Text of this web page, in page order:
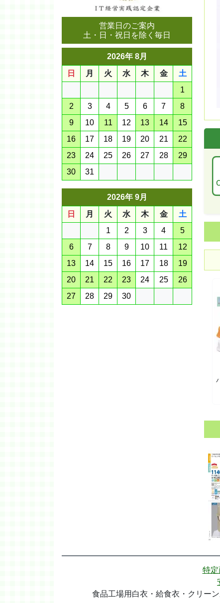
営業日のご案内
土・日・祝日を除く毎日
2026年 8月
日
月 火 水 木 金
土
1
2
3 4 5 6 7
8
9
10 11 12 13 14
15
16
17 18 19 20 21
22
23
24 25 26 27 28
29
30
31
2026年 9月
日
月 火 水 木 金
土
1
2 3 4
5
6
7 8 9 10 11
12
13
14 15 16 17 18
19
20
21 22 23 24 25
26
27
28 29 30
特
食品工場用白衣・給食衣・クリー